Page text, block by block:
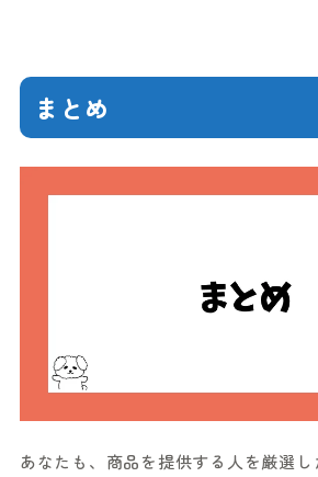
まとめ
あなたも、商品を提供する人を厳選